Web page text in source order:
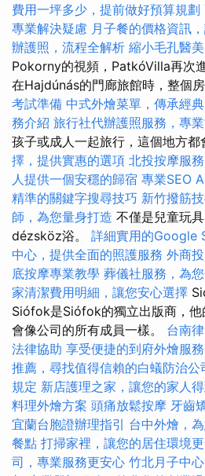
費用一坪多少，提前做好預算規劃
專業解決疑慮 月子餐的價格資訊
辦護照，流程全解析 縮小毛孔醫
Pokorny的視頻，PatkóVilla再次
在Hajdúnás的門廊旅館時，整個
考試準備 中式外燴菜單，傳承經
務介紹 旅行社代辦護照服務，專
孩子或成人一起旅行，這個地方都
擇，提供實惠的選項 北投按摩服務
人提供一個安穩的歸宿 專業SEO
精準的關鍵字搜尋技巧 新竹撥筋
師，為您量身打造 不僅是兒童玩
dézsköz浴。 詳細實用的Google
中心，提供全面的照護服務 外商
底按摩專業教學 葬儀社服務，為
家清潔費用明細，讓您安心選擇
Siófok是Siófok的獨立出版商，他
會像公司的所有成員一樣。 台南
法律協助 享受便捷的到府外燴服
推薦，尋找值得信賴的白蟻防治公
規定 新店護理之家，讓您的家人
料理外燴方案 頭痛放鬆按摩 牙齒
宜蘭台胞證辦理指引 台中外燴，
餐點 打掃家裡，讓您的居住環境
司，專業服務更安心 竹北月子中